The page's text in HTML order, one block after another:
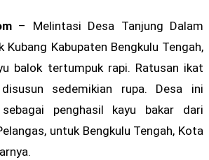
– Melintasi Desa Tanjung Dalam
Kubang Kabupaten Bengkulu Tengah,
balok tertumpuk rapi. Ratusan ikat
sedemikian rupa. Desa ini
penghasil kayu bakar dari
untuk Bengkulu Tengah, Kota